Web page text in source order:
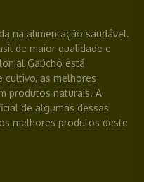
na alimentação saudável.
de maior qualidade e
Gaúcho está
cultivo, as melhores
produtos naturais. A
de algumas dessas
melhores produtos deste